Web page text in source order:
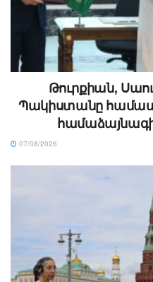
Թուրքիան,
Պակիստանը
07/08/2026